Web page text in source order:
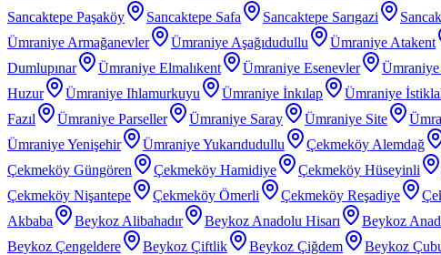
Sancaktepe Paşaköy
Sancaktepe Safa Sancaktepe Sarıgazi
Ümraniye Armağanevler
Ümraniye Aşağıdudullu Ümraniye Atakent
Dumlupınar
Ümraniye Elmalıkent Ümraniye Esenevler
Huzur
Ümraniye Ihlamurkuyu Ümraniye İnkılap Ümraniye
Fazıl
Ümraniye Parseller Ümraniye Saray Ümraniye Site
Ümraniye Yenişehir
Ümraniye Yukarıdudullu Çekmeköy Alemdağ
Çekmeköy Güngören
Çekmeköy Hamidiye Çekmeköy Hüseyinli
Çekmeköy Nişantepe
Çekmeköy Ömerli Çekmeköy Reşadiye
Akbaba
Beykoz Alibahadır Beykoz Anadolu Hisarı Beykoz
Beykoz Çengeldere
Beykoz Çiftlik Beykoz Çiğdem Beykoz